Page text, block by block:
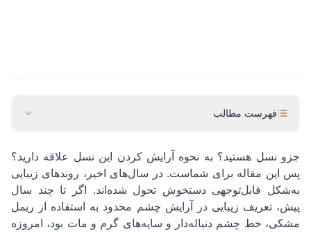
فهرست مطالب
جزو نسل هستید؟ به نحوه آرایش کردن این نسل علاقه دارید؟
پس این مقاله برای شماست. در سال‌های اخیر، روندهای زیبایی
به‌شکل قابل‌توجهی دستخوش تحول شده‌اند. اگر تا چند سال
پیش، تعریف زیبایی در آرایش چشم محدود به استفاده از ریمل
مشکی، خط چشم دنباله‌دار و سایه‌های گرم و مات بود، امروزه